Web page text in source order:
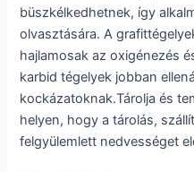
büszkélkedhetnek, így
olvasztására. A
hajlamosak az oxigénezés
karbid tégelyek jobban
kockázatoknak.Tárolja és
helyen, hogy a tárolás,
felgyülemlett nedvességet